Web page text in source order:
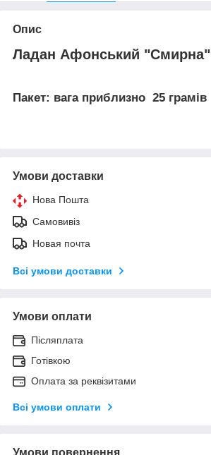
Опис
Ладан Афонський "Смирна"
Пакет: вага приблизно 25 грамів
Умови доставки
Нова Пошта
Самовивіз
Новая почта
Всі умови доставки
Умови оплати
Післяплата
Готівкою
Оплата за реквізитами
Всі умови оплати
Умови повернення